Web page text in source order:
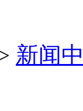
新闻